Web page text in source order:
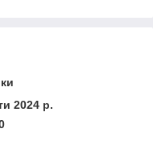
2024 р.